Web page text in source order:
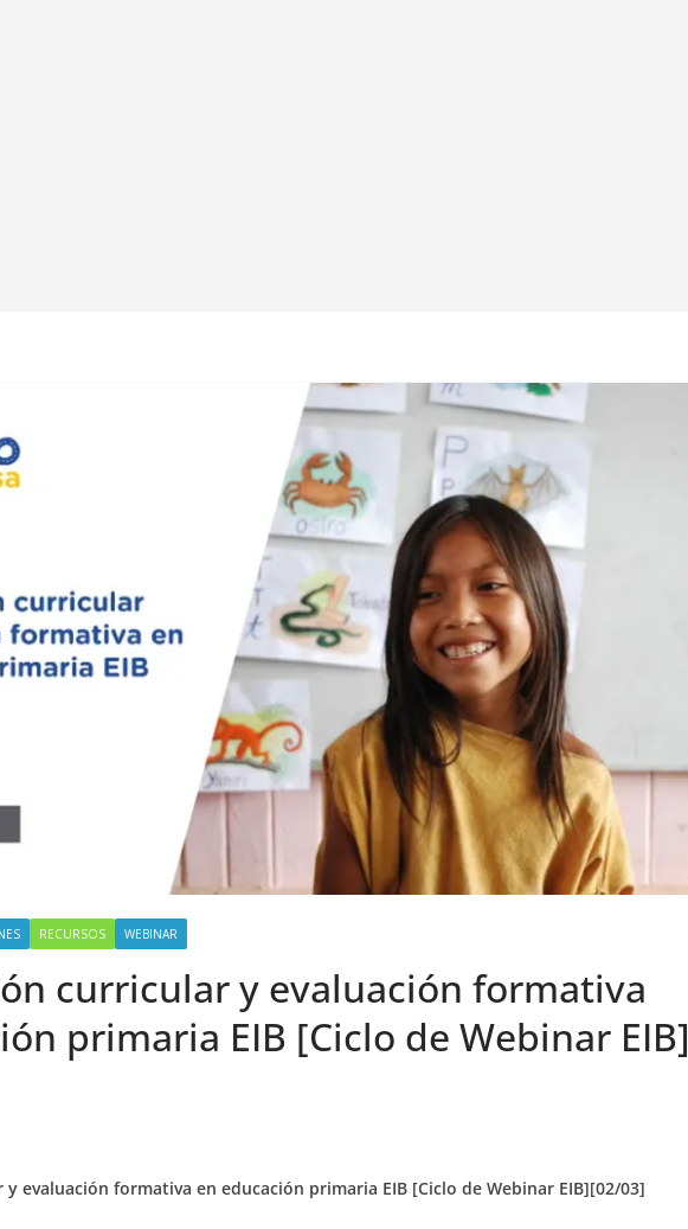
RECURSOS WEBINAR
curricular y evaluación formativa
primaria EIB [Ciclo de Webinar EIB]
evaluación formativa en educación primaria EIB [Ciclo de Webinar EIB][02/03]